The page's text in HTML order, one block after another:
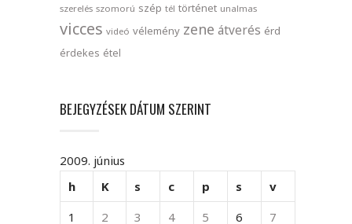
szerelés szomorú szép tél történet unalmas
vicces videó vélemény zene átverés érd
érdekes étel
BEJEGYZÉSEK DÁTUM SZERINT
2009. június
h
K s c p s
v
1
2 3 4 5 6 7